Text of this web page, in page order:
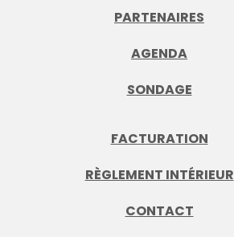
PARTENAIRES
AGENDA
SONDAGE
FACTURATION
RÈGLEMENT INTÉRIEUR
CONTACT